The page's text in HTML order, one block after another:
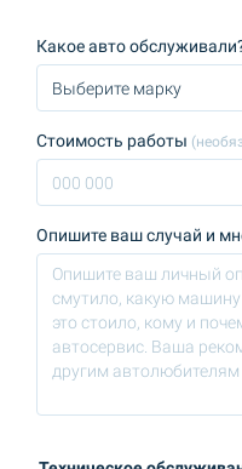
Какое авто
Стоимость работы
Опишите ваш случай и